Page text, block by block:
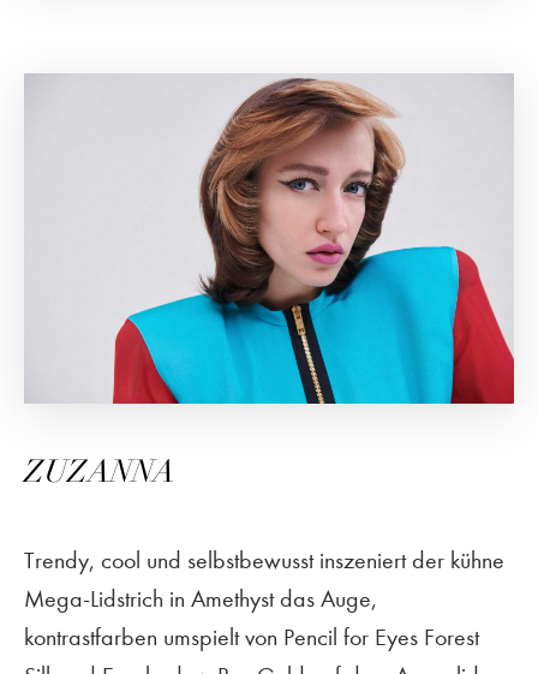
ZUZANNA
Trendy, cool und selbstbewusst inszeniert der kühne
Mega-Lidstrich in Amethyst das Auge,
kontrastfarben umspielt von Pencil for Eyes Forest